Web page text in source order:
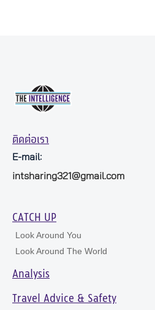
ติดต่อเรา
E-mail:
intsharing321@gmail.com
CATCH UP
Look Around You
Look Around The World
Analysis
Travel Advice & Safety